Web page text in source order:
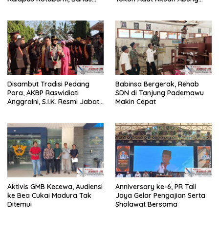
Disambut Tradisi Pedang
Pora, AKBP Raswidiati
Anggraini, S.I.K. Resmi Jabat
Babinsa Bergerak, Rehab
SDN di Tanjung Pademawu
Makin Cepat
Aktivis GMB Kecewa, Audiensi
ke Bea Cukai Madura Tak
Ditemui
Anniversary ke-6, PR Tali
Jaya Gelar Pengajian Serta
Sholawat Bersama